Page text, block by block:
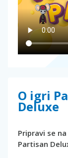
O igri
Deluxe
Pripravi se
Partisan